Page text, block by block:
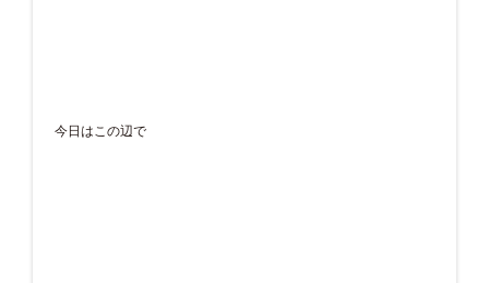
今日はこの辺で